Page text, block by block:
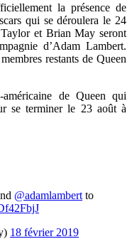
la présence de
qui se déroulera le 24
et Brian May seront
d’Adam Lambert.
restants de Queen
de Queen qui
se terminer le 23 août à
@adamlambert to
18 février 2019